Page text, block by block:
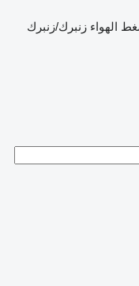
الهواء زنبرك/زنبرك